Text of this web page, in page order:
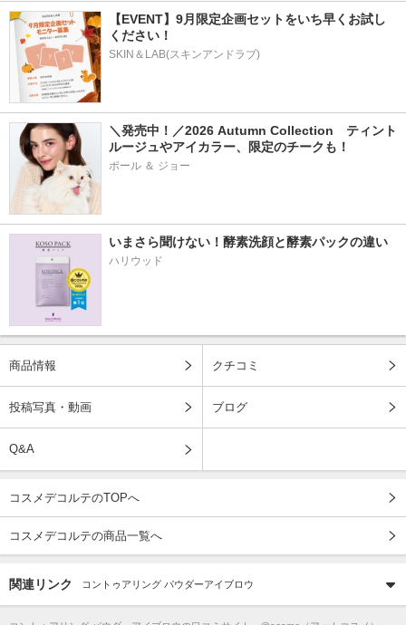
【EVENT】9月限定企画セットをいち早くお試し
ください！
SKIN＆LAB(スキンアンドラブ)
＼発売中！／2026 Autumn Collection　ティント
ルージュやアイカラー、限定のチークも！
ポール ＆ ジョー
いまさら聞けない！酵素洗顔と酵素パックの違い
ハリウッド
商品情報 クチコミ
投稿写真・動画 ブログ
Q&A
コスメデコルテのTOPへ
コスメデコルテの商品一覧へ
関連リンク コントゥアリング パウダーアイブロウ